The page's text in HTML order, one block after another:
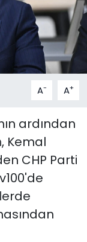
A- A+
ardından
Kemal
CHP Parti